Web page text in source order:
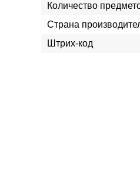
Количество
Страна
Штрих-код